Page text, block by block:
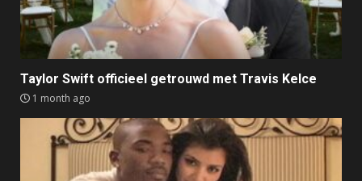
Taylor Swift officieel getrouwd met Travis Kelce
1 month ago